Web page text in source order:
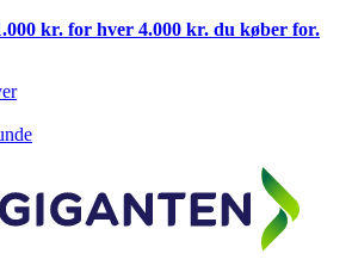
kr. for hver 4.000 kr. du køber for.